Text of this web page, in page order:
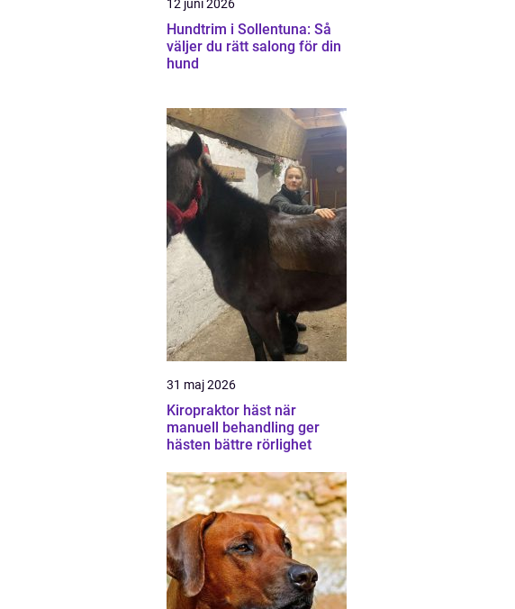
12 juni 2026
Hundtrim i Sollentuna: Så
väljer du rätt salong för din
hund
31 maj 2026
Kiropraktor häst när
manuell behandling ger
hästen bättre rörlighet